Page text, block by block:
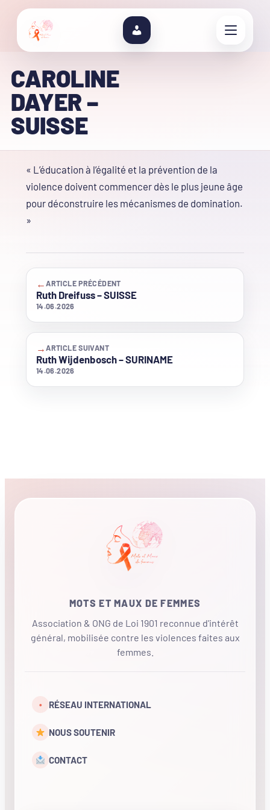
CAROLINE
DAYER –
SUISSE
« L’éducation à l’égalité et la prévention de la
violence doivent commencer dès le plus jeune âge
pour déconstruire les mécanismes de domination.
»
←ARTICLE PRÉCÉDENT
Ruth Dreifuss – SUISSE
14.06.2026
→ARTICLE SUIVANT
Ruth Wijdenbosch – SURINAME
14.06.2026
MOTS ET MAUX DE FEMMES
Association & ONG de Loi 1901 reconnue d'intérêt
général, mobilisée contre les violences faites aux
femmes.
• RÉSEAU INTERNATIONAL
NOUS SOUTENIR
CONTACT